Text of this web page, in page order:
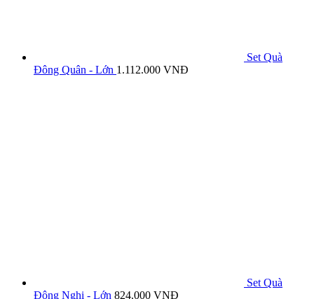
Set Quà
Đông Quân - Lớn 1.112.000 VNĐ
Set Quà
Đông Nghi - Lớn 824.000 VNĐ